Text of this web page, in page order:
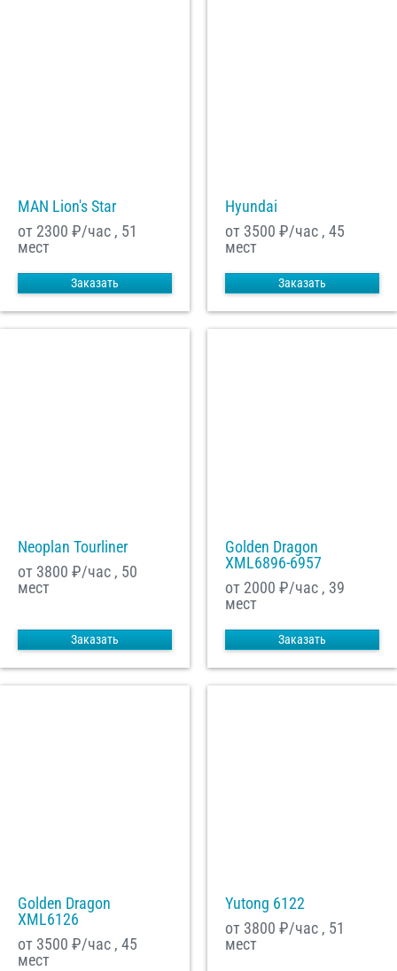
MAN Lion's Star
от 2300 ₽/час , 51
мест
Заказать
Hyundai
от 3500 ₽/час , 45
мест
Заказать
Neoplan Tourliner
от 3800 ₽/час , 50
мест
Заказать
Golden Dragon
XML6896-6957
от 2000 ₽/час , 39
мест
Заказать
Golden Dragon
XML6126
от 3500 ₽/час , 45
мест
Yutong 6122
от 3800 ₽/час , 51
мест